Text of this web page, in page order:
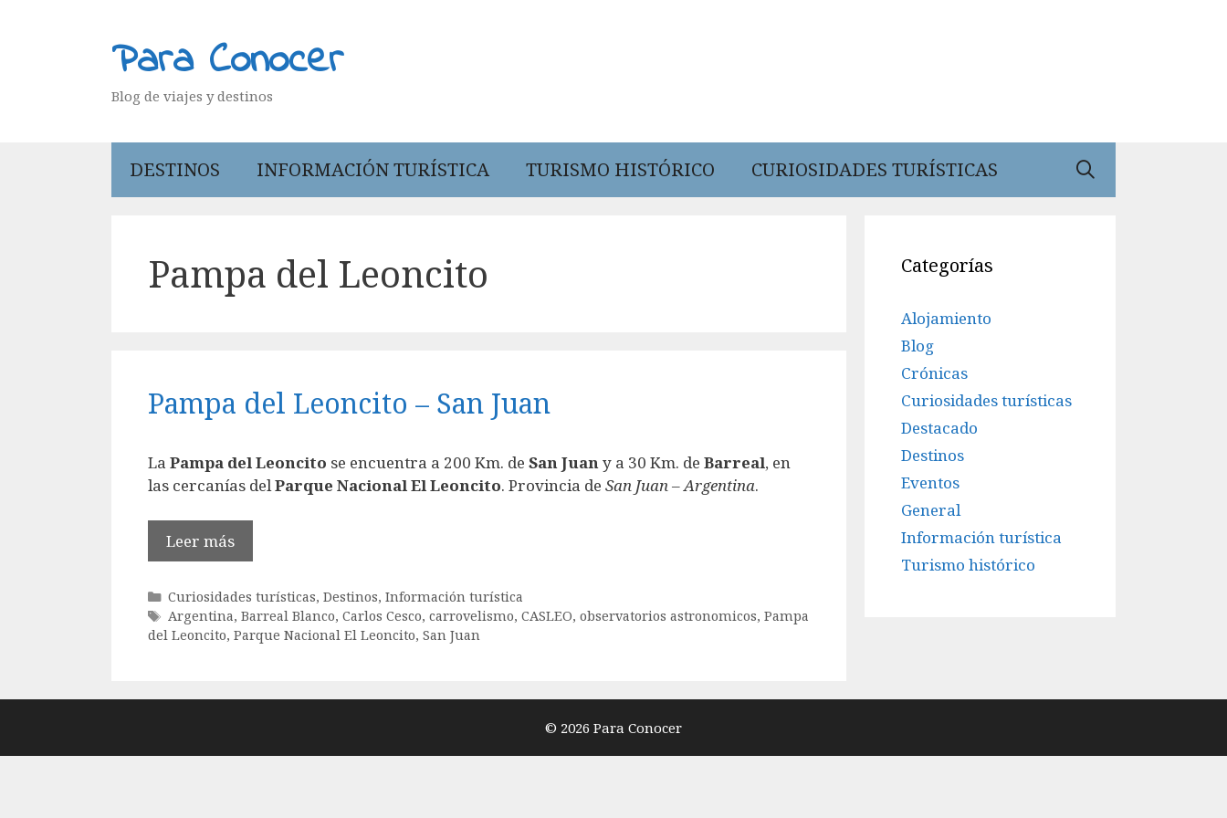
Para Conocer
Blog de viajes y destinos
DESTINOS INFORMACIÓN TURÍSTICA TURISMO HISTÓRICO CURIOSIDADES TURÍSTICAS
Pampa del Leoncito
Pampa del Leoncito – San Juan
La Pampa del Leoncito se encuentra a 200 Km. de San Juany a 30 Km. de Barreal, en
las cercanías delParque Nacional El Leoncito. Provincia de San Juan–Argentina.
Leer más
Categorías
Curiosidades turísticas, Destinos, Información turística
Etiquetas
Argentina, Barreal Blanco, Carlos Cesco, carrovelismo, CASLEO, observatorios astronomicos, Pampa
del Leoncito, Parque Nacional El Leoncito, San Juan
Categorías
Alojamiento
Blog
Crónicas
Curiosidades turísticas
Destacado
Destinos
Eventos
General
Información turística
Turismo histórico
© 2026 Para Conocer